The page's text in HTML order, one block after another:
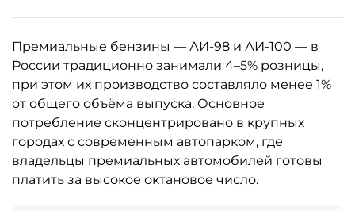
Премиальные бензины — АИ-98 и АИ-100 — в
России традиционно занимали 4–5% розницы,
при этом их производство составляло менее 1%
от общего объёма выпуска. Основное
потребление сконцентрировано в крупных
городах с современным автопарком, где
владельцы премиальных автомобилей готовы
платить за высокое октановое число.